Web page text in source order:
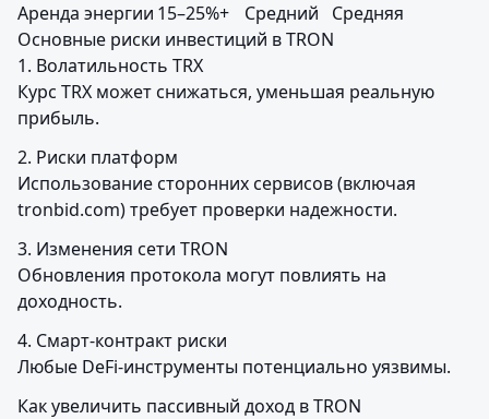
Аренда энергии	15–25%+	Средний	Средняя
Основные риски инвестиций в TRON
1. Волатильность TRX
Курс TRX может снижаться, уменьшая реальную
прибыль.
2. Риски платформ
Использование сторонних сервисов (включая
tronbid.com) требует проверки надежности.
3. Изменения сети TRON
Обновления протокола могут повлиять на
доходность.
4. Смарт-контракт риски
Любые DeFi-инструменты потенциально уязвимы.
Как увеличить пассивный доход в TRON